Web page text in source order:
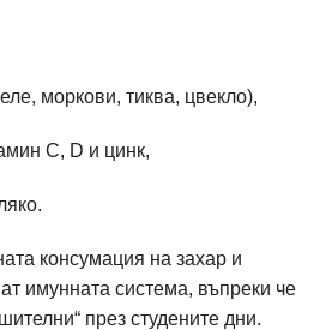
моркови, тиква, цвекло),
C, D и цинк,
консумация на захар и
имунната система, въпреки че
през студените дни.